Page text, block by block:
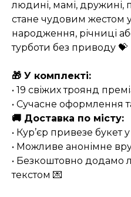
людині, мамі, дружині,
стане чудовим жестом
народження, річниці
турботи без приводу 💝
🎁 У комплекті:
• 19 свіжих троянд
• Сучасне оформлення
🚚 Доставка по місту:
• Кур’єр привезе
• Можливе анонімне
• Безкоштовно додамо
текстом 💌